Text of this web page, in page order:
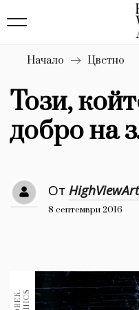
Бизнес
Мода
Dialogue
Изкуство
4340
Красота
777
Книги 1188
Начало Цветно
Този,
добро на
От HighViewArt
8 септември 2016